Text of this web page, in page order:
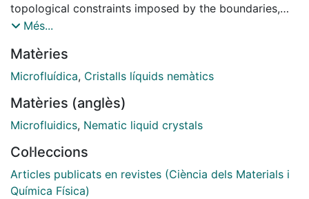
topological constraints imposed by the boundaries,
active nematics are intrinsically disordered because of
patterns of active nematics remains a limiting step
towards their use as functional materials. Here we
a network of connected annular microfluidic channels
enables controlled directional flows and autonomous
widths, the typically chaotic streams transform into
well-defined circulating flows, whose direction or
handedness can be controlled by introducing
Més...
Matèries
Microfluídica, Cristalls líquids nemàtics
Matèries (anglès)
Microfluidics, Nematic liquid crystals
Col·leccions
Articles publicats en revistes (Ciència dels Materials i
Química Física)